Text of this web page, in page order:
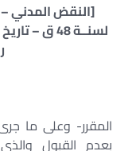
المقرر- وعلى ما